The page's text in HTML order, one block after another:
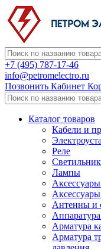
+7 (495) 787-17-46
info@petromelectro.ru
Позвонить Кабинет
Каталог товаров
Кабели и
Реле
Лампы
Антенны и
Арматура
Арматура